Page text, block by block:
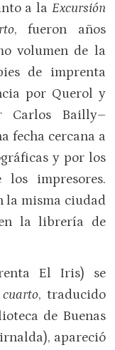
a la Excursión
, fueron años
volumen de la
de imprenta
por Querol y
Carlos Bailly–
fecha cercana a
y por los
impresores.
la misma ciudad
la librería de
El Iris) se
, traducido
de Buenas
apareció